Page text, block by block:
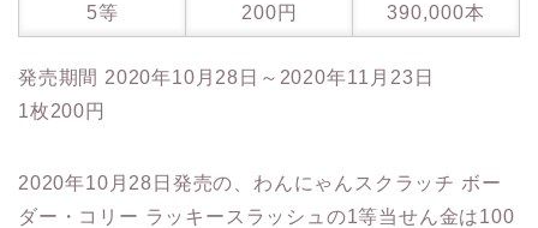
5等 200円 390,000本
発売期間 2020年10月28日～2020年11月23日
1枚200円
2020年10月28日発売の、わんにゃんスクラッチ ボー
ダー・コリー ラッキースラッシュの1等当せん金は100